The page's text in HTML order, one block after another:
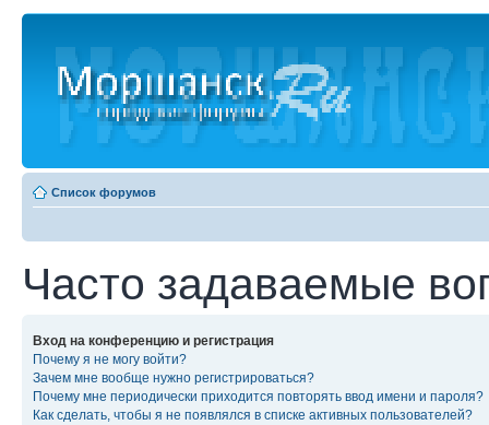
Список форумов
Часто задаваемые
Вход на конференцию и регистрация
Почему я не могу войти?
Зачем мне вообще нужно регистрироваться?
Почему мне периодически приходится повторять ввод имени и пароля?
Как сделать, чтобы я не появлялся в списке активных пользователей?